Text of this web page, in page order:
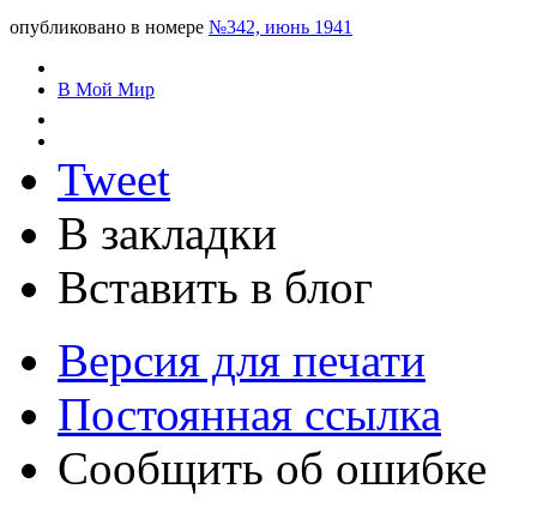
опубликовано в номере №342, июнь 1941
В Мой Мир
Tweet
В закладки
Вставить в блог
Версия для печати
Постоянная ссылка
Сообщить об ошибке